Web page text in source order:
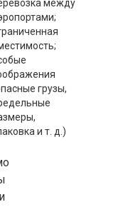
между
грузы,
и т. д.)